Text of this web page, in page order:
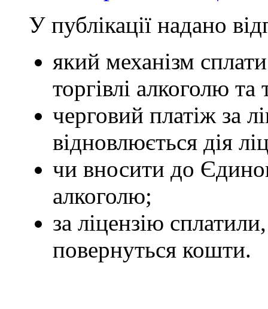
У публікації надано
який механізм
торгівлі алкоголю
черговий платіж за
відновлюється дія
чи вносити до
алкоголю;
за ліцензію
повернуться кошти.